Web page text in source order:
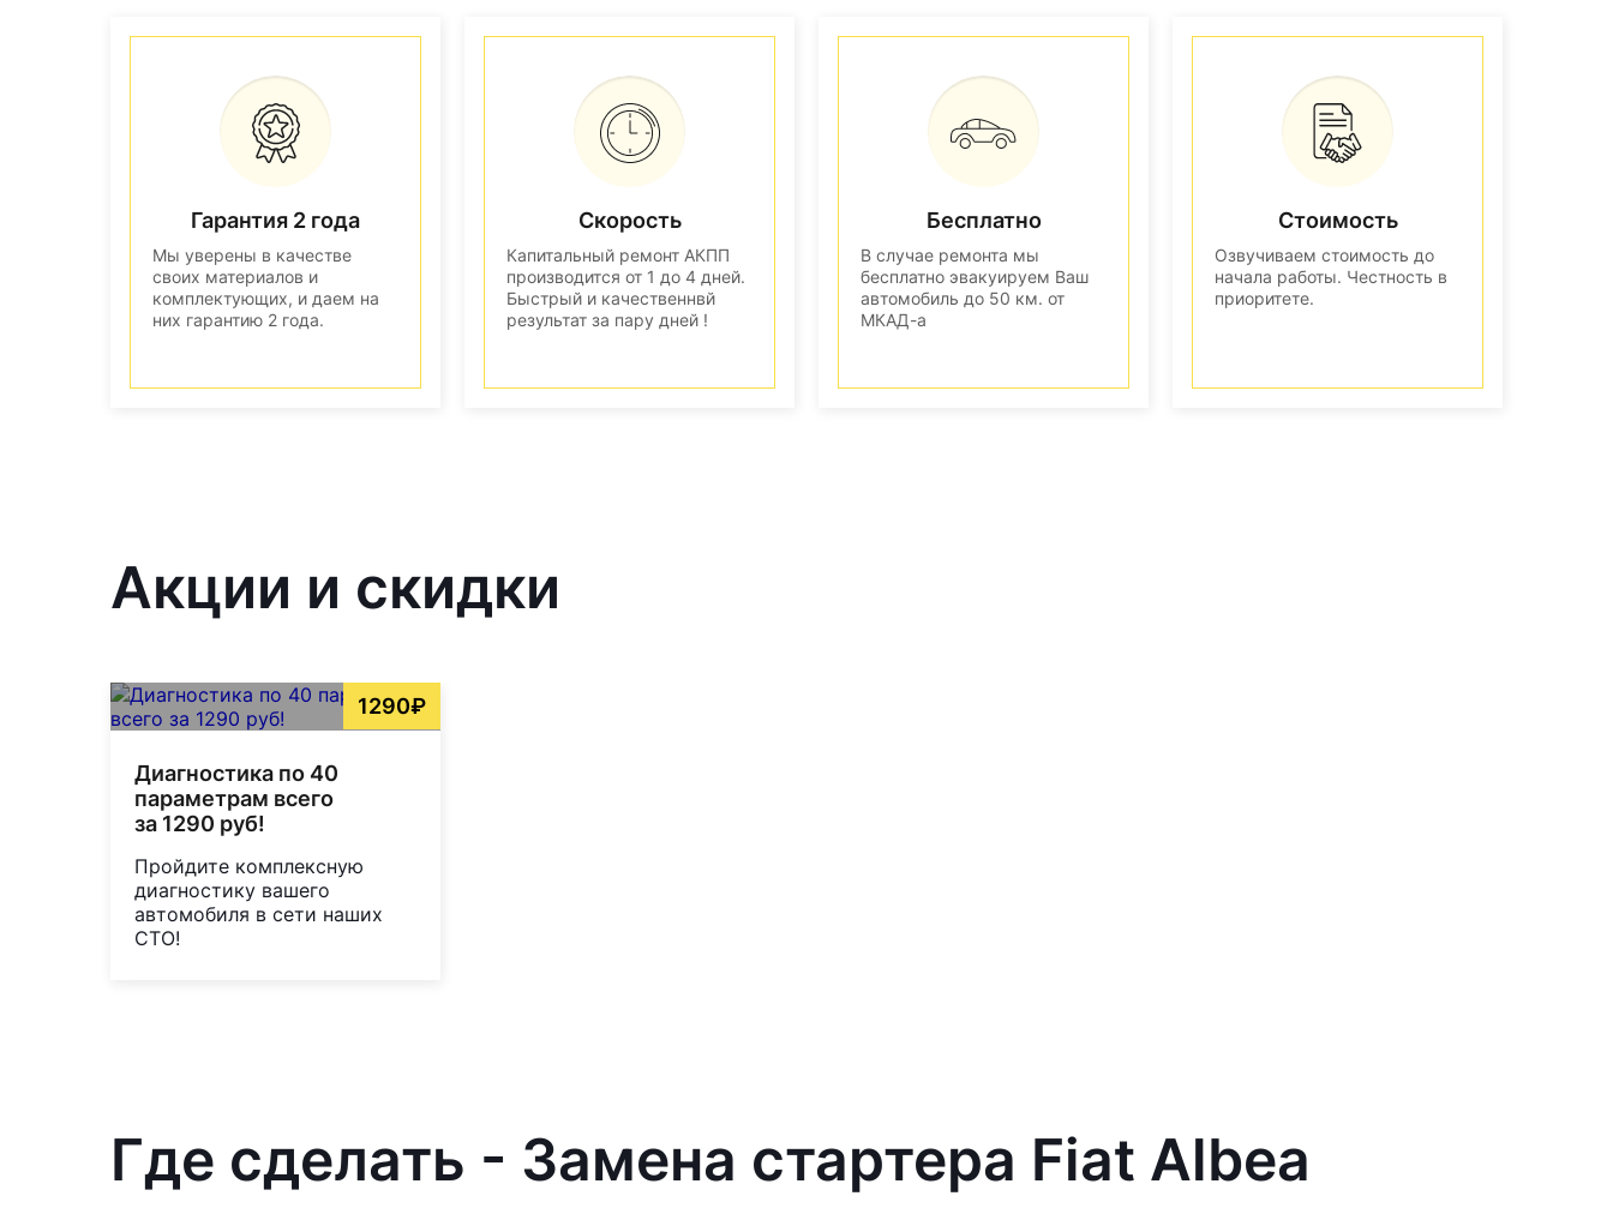
Гарантия 2 года
Мы уверены в качестве
своих материалов и
комплектующих, и даем на
них гарантию 2 года.
Скорость
Капитальный ремонт АКПП
производится от 1 до 4 дней.
Быстрый и качественнвй
результат за пару дней !
Бесплатно
В случае ремонта мы
бесплатно эвакуируем Ваш
автомобиль до 50 км. от
МКАД-а
Стоимость
Озвучиваем стоимость до
начала работы. Честность в
приоритете.
Акции и скидки
1290₽
Диагностика по 40
параметрам всего
за 1290 руб!
Пройдите комплексную
диагностику вашего
автомобиля в сети наших
СТО!
Где сделать - Замена стартера Fiat Albea